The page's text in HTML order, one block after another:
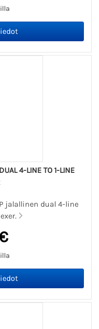
4-LINE TO 1-LINE
jalallinen dual 4-line